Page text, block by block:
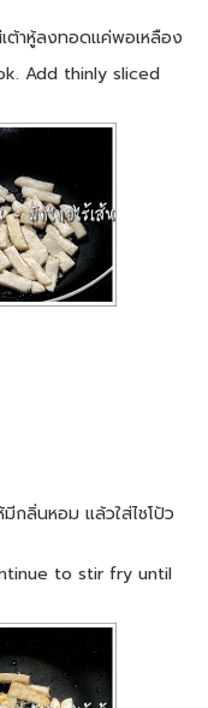
เต้าหู้ลงทอดแค่พอเหลือง
Add thinly sliced
กลิ่นหอม แล้วใส่ไชโป้ว
to stir fry until